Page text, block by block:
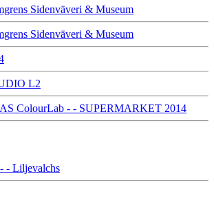
Sidenväveri & Museum
Sidenväveri & Museum
L2
ColourLab - - SUPERMARKET 2014
- Liljevalchs